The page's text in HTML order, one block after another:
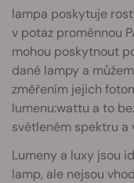
lampa poskytuje
v potaz proměnnou
mohou poskytnout
dané lampy a
změřením jejich
lumenu:wattu a to
světleném spektru a
Lumeny a luxy jsou
lamp, ale nejsou